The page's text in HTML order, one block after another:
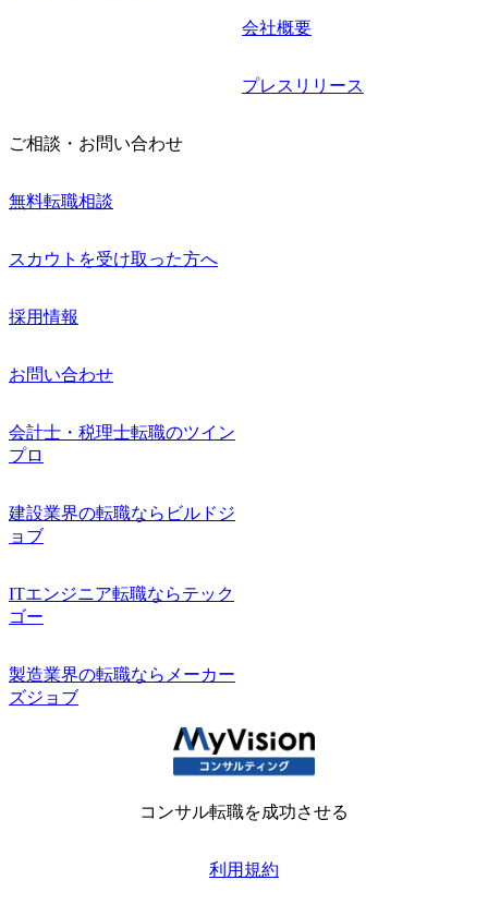
会社概要
プレスリリース
ご相談・お問い合わせ
無料転職相談
スカウトを受け取った方へ
採用情報
お問い合わせ
会計士・税理士転職のツイン
プロ
建設業界の転職ならビルドジ
ョブ
ITエンジニア転職ならテック
ゴー
製造業界の転職ならメーカー
ズジョブ
コンサル転職を成功させる
利用規約